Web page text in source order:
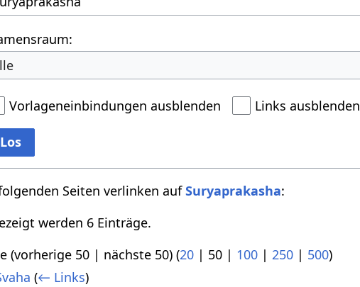
Vorlageneinbindungen ausblenden Links ausblenden
Los
Seiten verlinken aufSuryaprakasha:
werden 6 Einträge.
(vorherige 50 | nächste 50) (20 | 50 | 100 |250 | 500)
(← Links)